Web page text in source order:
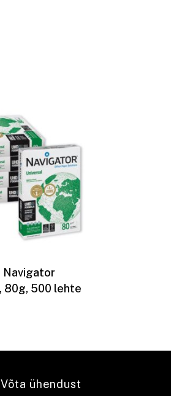
Navigator
80g, 500 lehte
Võta ühendust